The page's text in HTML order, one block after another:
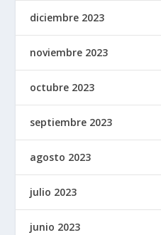
diciembre 2023
noviembre 2023
octubre 2023
septiembre 2023
agosto 2023
julio 2023
junio 2023